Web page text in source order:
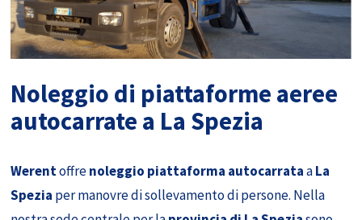
Noleggio di piattaforme aeree
autocarrate a La Spezia
Werentoffrenoleggio piattaforma autocarrataaLa
Spezia per manovre di sollevamento di persone. Nella